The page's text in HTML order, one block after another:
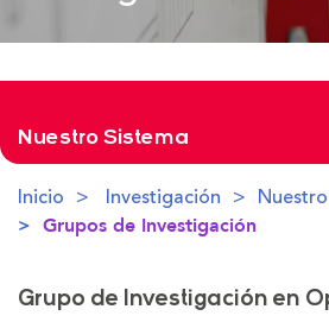
Nuestro Sistema
Inicio Investigación
Grupos de Investigación
Grupo de Investigación en